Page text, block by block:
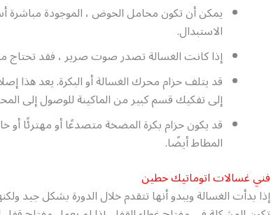
يمكن أن تكون محامل الحوض ، الموجودة مباشرة
الاستبدال.
إذا كانت الغسالة تصدر صوت صرير ، فقد تحتاج
قد يتلف حزام محرك الغسالة أو البكرة. يعد هذا
إلى تفكيك قسم كبير من الماكينة للوصول إلى
قد يكون حزام بكرة المضخة متصدعًا أو مهترئًا أو
المطاط أيضًا.
فني غسالات اتوماتيك حطين
إذا بدأت الغسالة ويبدو أنها تتقدم خلال الدورة بشكل جيد